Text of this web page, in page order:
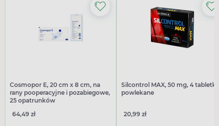
Cosmopor E, 20 cm x 8 cm, na
rany pooperacyjne i pozabiegowe,
25 opatrunków
64,49 zł
Silcontrol MAX, 50 mg, 4 tabletki
powlekane
20,99 zł